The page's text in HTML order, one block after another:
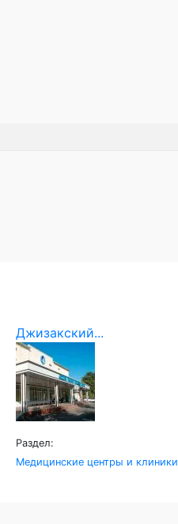
Джизакский...
Раздел:
Медицинские центры и клиники